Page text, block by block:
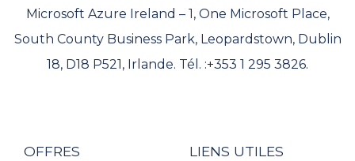
Microsoft Azure Ireland – 1, One Microsoft Place,
South County Business Park, Leopardstown, Dublin
18, D18 P521, Irlande. Tél. :+353 1 295 3826.
OFFRES LIENS UTILES